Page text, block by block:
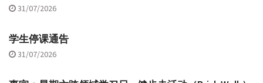
31/07/2026
学生停课通告
31/07/2026